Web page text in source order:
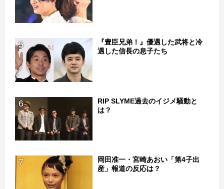
5
『豊臣兄弟！』優遇した武将と冷
遇した信長の息子たち
6
RIP SLYME過去のイジメ騒動と
は？
7
岡田准一・宮崎あおい「第4子出
産」報道の反応は？